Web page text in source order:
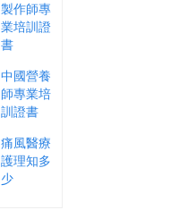
製作師專
業培訓證
書
中國營養
師專業培
訓證書
痛風醫療
護理知多
少